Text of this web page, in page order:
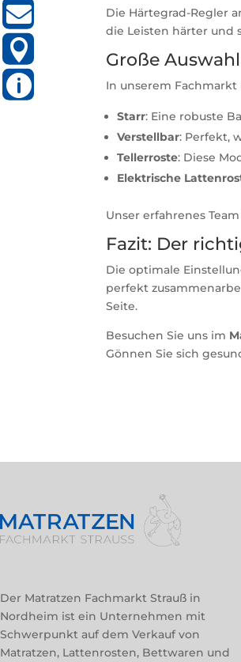
Die Härtegrad-Regler
die Leisten härter und
Große
In unserem
Starr: Eine robuste
Verstellbar: Perfekt,
Tellerroste: Diese
Elektrische
Unser erfahrenes
Fazit: Der
Die optimale
perfekt
Seite.
Besuchen Sie uns im
Gönnen Sie sich
Der Matratzen Fachmarkt Strauß in
Nordheim ist ein Unternehmen mit
Schwerpunkt auf dem Verkauf von
Matratzen, Lattenrosten, Bettwaren und

SERVICE@MATRATZEN-

